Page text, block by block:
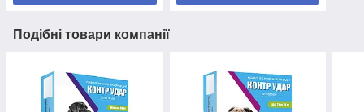
Подібні товари компанії